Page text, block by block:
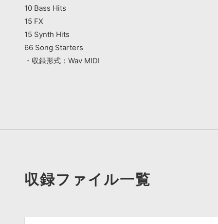
10 Bass Hits
15 FX
15 Synth Hits
66 Song Starters
・収録形式：Wav MIDI
収録ファイル一覧